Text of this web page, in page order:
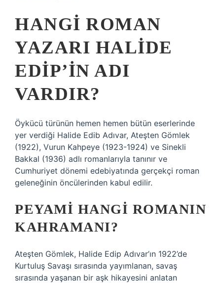
HANGI ROMAN
YAZARI HALIDE
EDIP’IN ADI
VARDIR?
Öykücü türünün hemen hemen bütün eserlerinde
yer verdiği Halide Edib Adıvar, Ateşten Gömlek
(1922), Vurun Kahpeye (1923-1924) ve Sinekli
Bakkal (1936) adlı romanlarıyla tanınır ve
Cumhuriyet dönemi edebiyatında gerçekçi roman
geleneğinin öncülerinden kabul edilir.
PEYAMI HANGI ROMANIN
KAHRAMANI?
Ateşten Gömlek, Halide Edip Adıvar’ın 1922’de
Kurtuluş Savaşı sırasında yayımlanan, savaş
sırasında yaşanan bir aşk hikayesini anlatan